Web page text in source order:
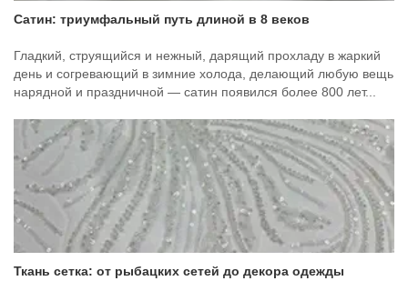
Сатин: триумфальный путь длиной в 8 веков
Гладкий, струящийся и нежный, дарящий прохладу в жаркий
день и согревающий в зимние холода, делающий любую вещь
нарядной и праздничной — сатин появился более 800 лет...
Ткань сетка: от рыбацких сетей до декора одежды